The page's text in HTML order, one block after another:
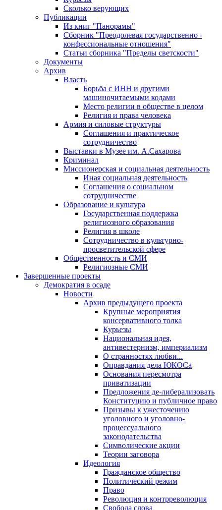
Сколько верующих
Публикации
Из книг "Панорамы"
Сборник "Преодолевая государственно -
конфессиональные отношения"
Статьи сборника "Пределы светскости"
Документы
Архив
Власть
Борьба с ИНН и другими
машиночитаемыми кодами
Место религии в обществе в целом
Религия и права человека
Армия и силовые структуры
Соглашения и практическое
сотрудничество
Выставки в Музее им. А.Сахарова
Криминал
Миссионерская и социальная деятельность
Иная социальная деятельность
Соглашения о социальном
сотрудничестве
Образование и культура
Государственная поддержка
религиозного образования
Религия в школе
Сотрудничество в культурно-
просветительской сфере
Общественность и СМИ
Религиозные СМИ
Завершенные проекты
Демократия в осаде
Новости
Архив предыдущего проекта
Крупные мероприятия
консервативного толка
Курьезы
Национальная идея,
антивестернизм, империализм
О странностях любви...
Оправдания дела ЮКОСа
Основания пересмотра
приватизации
Предложения де-либерализовать
Конституцию и публичное право
Призывы к ужесточению
уголовного и уголовно-
процессуального
законодательства
Символические акции
Теории заговора
Идеология
Гражданское общество
Политический режим
Право
Революция и контрреволюция
Свобода слова